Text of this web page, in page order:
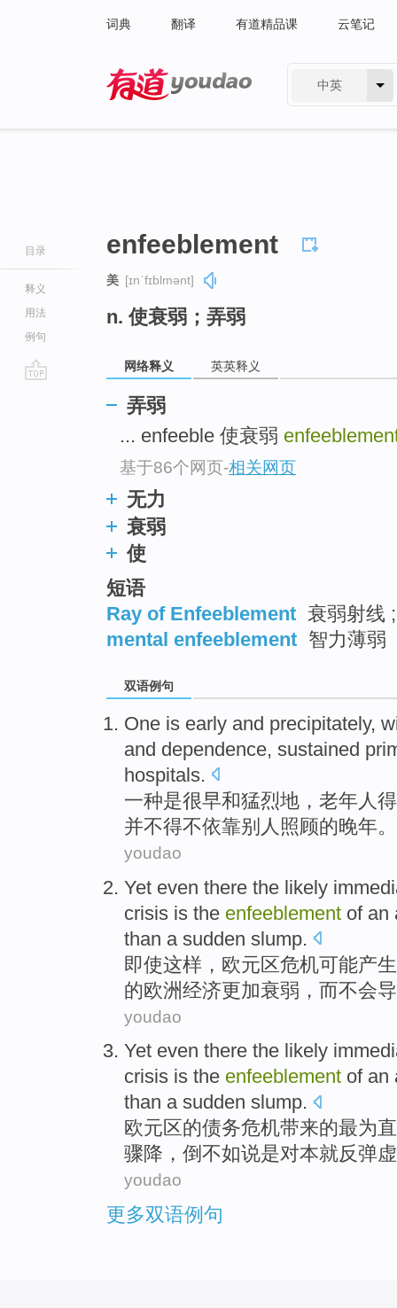
词典 翻译 有道精品课 云笔记
中英
目录
释义
用法
例句
enfeeblement
美 [ɪnˈfɪblmənt]
n. 使衰弱；弄弱
网络释义 英英释义
弄弱
... enfeeble 使衰弱
基于86个网页-相关网页
无力
衰弱
使
短语
Ray of Enfeeblement 衰弱射线
mental enfeeblement 智力薄弱
双语例句
One is early and precipitately,
and dependence, sustained
hospitals.
一种是很早和猛烈地， 老年人
并不得不依靠别人照顾的晚年。
youdao
Yet even there the likely
crisis is the enfeeblement ofan
than a sudden slump.
即使这样 ， 欧元区危机可能产生
的欧洲经济更加衰弱 ， 而不会
youdao
Yet even there the likely
crisis is the enfeeblement of an
than a sudden slump.
欧元区的债务危机带来的最为
骤降 ， 倒不如说是对本就反弹
youdao
更多双语例句